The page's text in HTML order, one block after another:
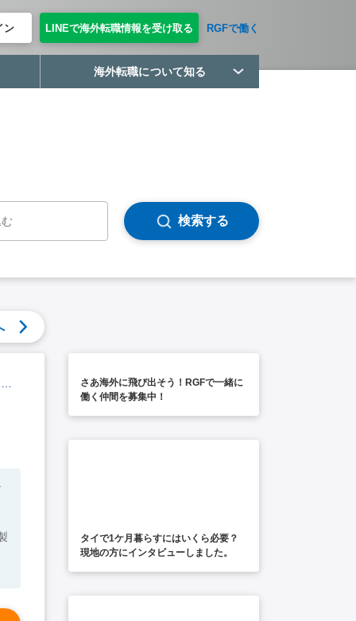
ン LINEで海外転職情報を受け取る RGFで働く
海外転職について知る
検索する
さあ海外に飛び出そう！RGFで一緒に
働く仲間を募集中！
タイで1ケ月暮らすにはいくら必要？
現地の方にインタビューしました。